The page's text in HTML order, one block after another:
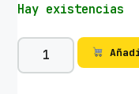
Hay existencias
G
r